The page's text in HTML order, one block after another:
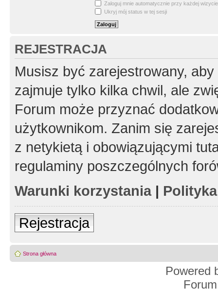
Zaloguj mnie automatycznie przy każdej wizycie
Ukryj mój status w tej sesji
REJESTRACJA
Musisz być zarejestrowany,
zajmuje tylko kilka chwil, ale
Forum może przyznać
użytkownikom. Zanim się
z netykietą i obowiązującymi
regulaminy poszczególnych
Warunki korzystania|
Rejestracja
Strona główna
Powered